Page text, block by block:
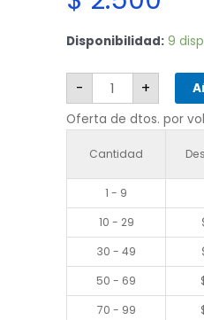
Disponibilidad: 9
-
Xiaomi
Poco
Pro
cantidad+
Oferta de dtos. por
Cantidad
1 - 9
10 - 29
30 - 49
50 - 69
70 - 99